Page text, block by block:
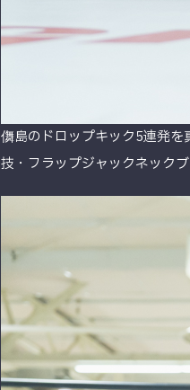
儛島のドロップキック5連発を
技・フラップジャックネック